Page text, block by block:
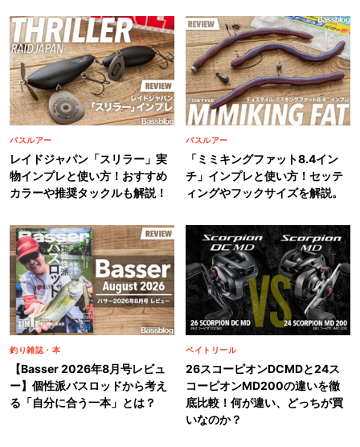
レイドジャパン「スリラー」実
物インプレと使い方！おすすめ
カラーや推奨タックルも解説！
バスルアー
「ミミキングファット8.4イン
チ」インプレと使い方！セッテ
ィングやフックサイズを解説。
バスルアー
【Basser 2026年8月号レビュ
ー】個性派バスロッドから考え
る「自分に合う一本」とは？
釣り雑誌・本
26スコーピオンDCMDと24ス
コーピオンMD200の違いを徹
底比較！何が違い、どっちが買
いなのか？
ベイトリール